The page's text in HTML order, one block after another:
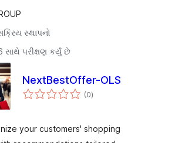
સ્થાપનો
સાથે પરીક્ષણ કર્યું છે
NextBestOffer-OLS
(0કુલ
રેટિંગ્સ
)
your customers' shopping